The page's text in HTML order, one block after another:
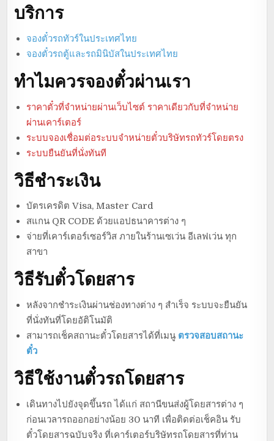
บริการ
จองตั๋วรถทัวร์ในประเทศไทย
จองตั๋วรถตู้และรถมินิบัสในประเทศไทย
ทำไมควรจองตั๋วผ่านเรา
ราคาตั๋วที่จำหน่ายผ่านเว็บไซต์ ราคาเดียวกับที่จำหน่าย
ผ่านเคาร์เตอร์
ระบบจองเชื่อมต่อระบบจำหน่ายตั๋วบริษัทรถทัวร์โดยตรง
ระบบยืนยันที่นั่งทันที
วิธีชำระเงิน
บัตรเครดิต Visa, Master Card
สแกน QR CODE ด้วยแอปธนาคารต่าง ๆ
จ่ายที่เคาร์เตอร์เซอร์วิส ภายในร้านเซเว่น อีเลฟเว่น ทุก
สาขา
วิธีรับตั๋วโดยสาร
หลังจากชำระเงินผ่านช่องทางต่าง ๆ สำเร็จ ระบบจะยืนยัน
ที่นั่งทันที่โดยอัติโนมัติ
สามารถเช็คสถานะตั๋วโดยสารได้ที่เมนู ตรวจสอบสถานะ
ตั๋ว
วิธีใช้งานตั๋วรถโดยสาร
เดินทางไปยังจุดขึ้นรถ ได้แก่ สถานีขนส่งผู้โดยสารต่าง ๆ
ก่อนเวลารถออกอย่างน้อย 30 นาที เพื่อติดต่อเช็คอิน รับ
ตั๋วโดยสารฉบับจริง ที่เคาร์เตอร์บริษัทรถโดยสารที่ท่าน